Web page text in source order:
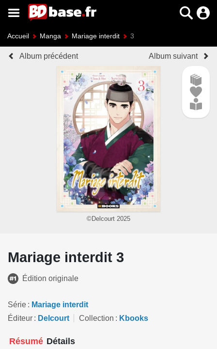
Accueil Manga Mariage interdit 3
Album précédent Album suivant
©Delcourt 2025
Mariage interdit 3
Édition originale
Série
Mariage interdit
Éditeur
Delcourt Collection Kbooks
Résumé Détails